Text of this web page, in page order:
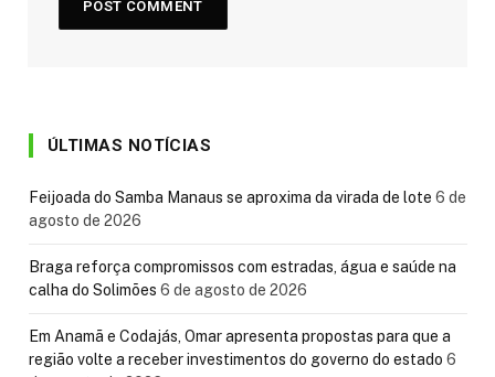
ÚLTIMAS NOTÍCIAS
Feijoada do Samba Manaus se aproxima da virada de lote 6 de
agosto de 2026
Braga reforça compromissos com estradas, água e saúde na
calha do Solimões 6 de agosto de 2026
Em Anamã e Codajás, Omar apresenta propostas para que a
região volte a receber investimentos do governo do estado 6